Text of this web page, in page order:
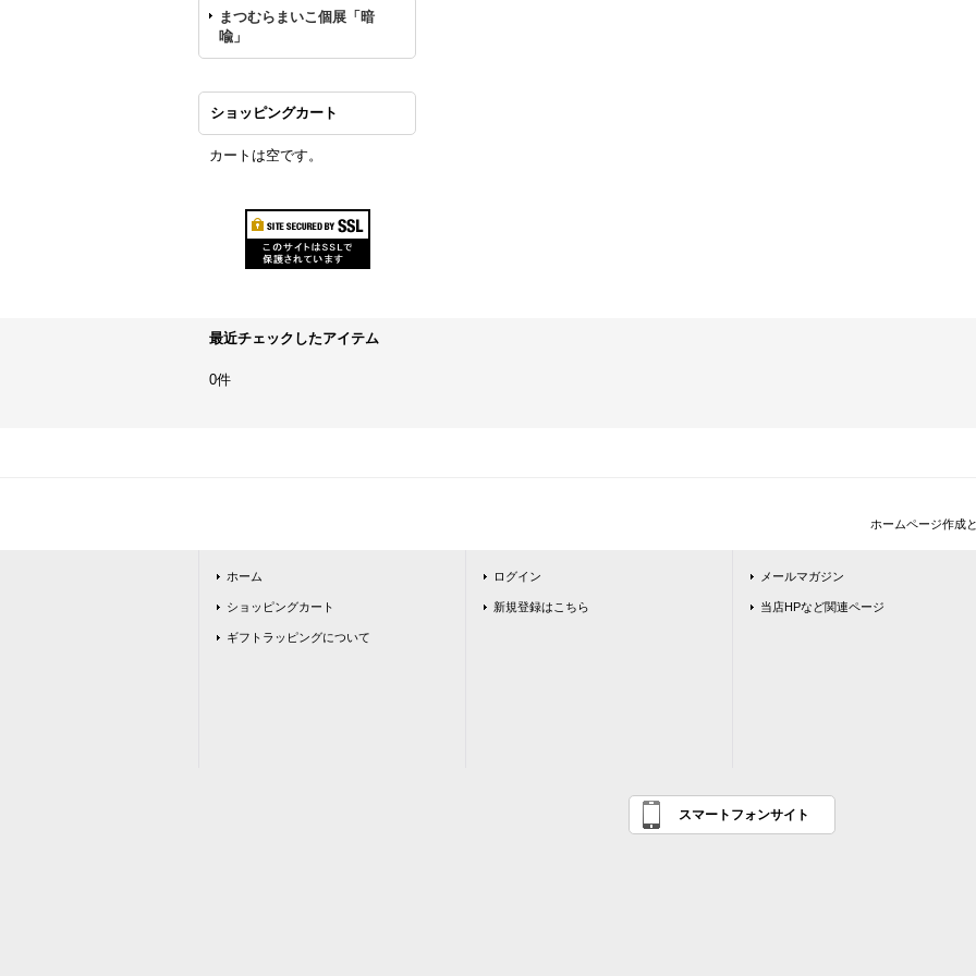
まつむらまいこ個展「暗
喩」
ショッピングカート
カートは空です。
最近チェックしたアイテム
0件
ホームページ作成
ホーム
ショッピングカート
ギフトラッピングについて
ログイン
新規登録はこちら
メールマガジン
当店HPなど関連ページ
スマートフォンサイト